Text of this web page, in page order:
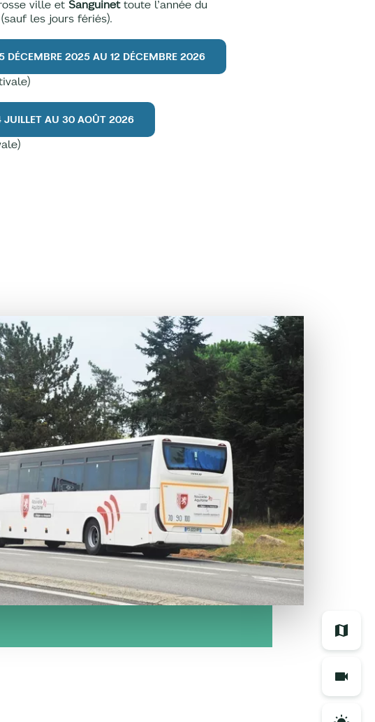
ville et Sanguinettoute l’année du
les jours fériés).
DÉCEMBRE 2025 AU 12 DÉCEMBRE 2026
JUILLET AU 30 AOÛT 2026